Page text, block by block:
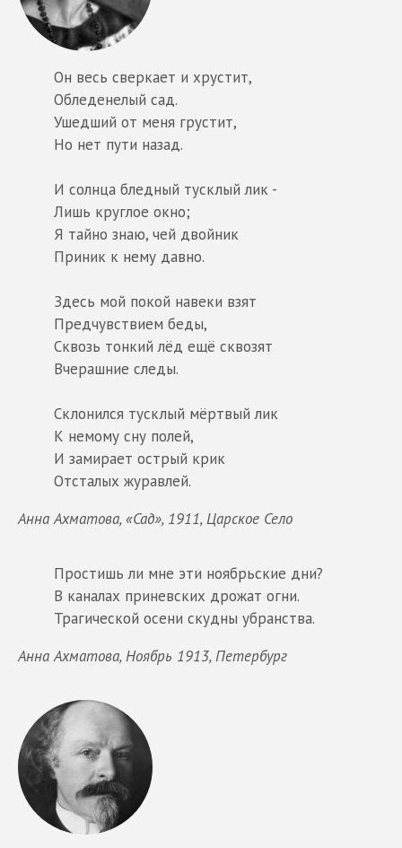
Он весь сверкает и хрустит,
Обледенелый сад.
Ушедший от меня грустит,
Но нет пути назад.
И солнца бледный тусклый лик -
Лишь круглое окно;
Я тайно знаю, чей двойник
Приник к нему давно.
Здесь мой покой навеки взят
Предчувствием беды,
Сквозь тонкий лёд ещё сквозят
Вчерашние следы.
Склонился тусклый мёртвый лик
К немому сну полей,
И замирает острый крик
Отсталых журавлей.
Анна Ахматова, «Сад», 1911, Царское Село
Простишь ли мне эти ноябрьские дни?
В каналах приневских дрожат огни.
Трагической осени скудны убранства.
Анна Ахматова, Ноябрь 1913, Петербург